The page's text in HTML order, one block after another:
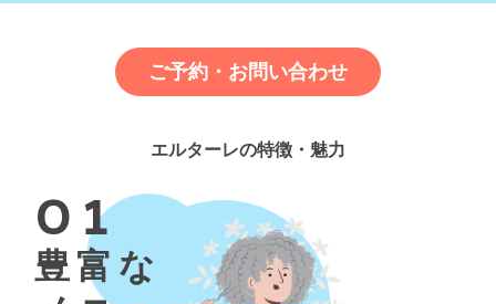
ご予約・お問い合わせ
エルターレの特徴・魅力
01
豊富な